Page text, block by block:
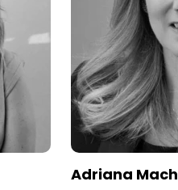
Adriana